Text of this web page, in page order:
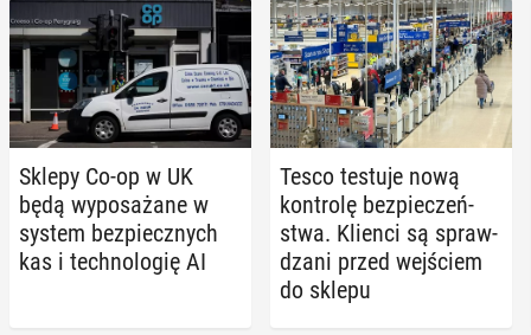
Sklepy Co-op w UK
będą wy­po­sa­ża­ne w
system bez­piecz­nych
kas i tech­no­lo­gię AI
Tesco testuje nową
kon­tro­lę bez­pie­czeń­
stwa. Klienci są spraw­
dza­ni przed wej­ściem
do sklepu